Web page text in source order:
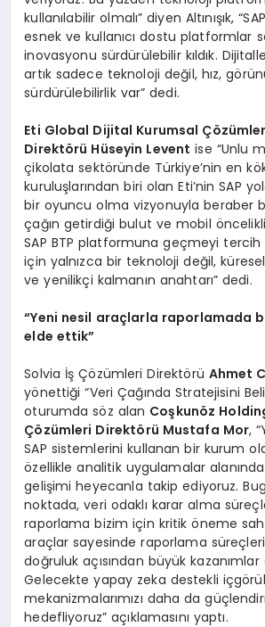
kullanılabilir olmalı” diyen Altınışık,
esnek ve kullanıcı dostu platformlar
inovasyonu sürdürülebilir kıldık.
artık sadece teknoloji değil, hız,
sürdürülebilirlik var” dedi.
Eti Global Dijital Kurumsal
Direktörü Hüseyin Levent ise “Unlu
çikolata sektöründe Türkiye’nin en
kuruluşlarından biri olan Eti’nin SAP
bir oyuncu olma vizyonuyla beraber
çağın getirdiği bulut ve mobil
SAP BTP platformuna geçmeyi tercih
için yalnızca bir teknoloji değil,
ve yenilikçi kalmanın anahtarı” dedi.
“Yeni nesil araçlarla raporlamada
elde ettik”
Solvia İş Çözümleri Direktörü Ahmet
yönettiği “Veri Çağında Stratejisini
oturumda söz alan Coşkunöz
Çözümleri Direktörü Mustafa Mor,
SAP sistemlerini kullanan bir kurum
özellikle analitik uygulamalar alanında
gelişimi heyecanla takip ediyoruz.
noktada, veri odaklı karar alma
raporlama bizim için kritik öneme
araçlar sayesinde raporlama
doğruluk açısından büyük
Gelecekte yapay zeka destekli
mekanizmalarımızı daha da
hedefliyoruz” açıklamasını yaptı.